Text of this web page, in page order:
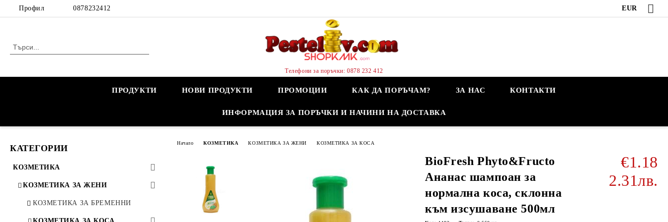
Профил 0878232412 EUR
Телефони за поръчки: 0878 232 412
ПРОДУКТИ НОВИ ПРОДУКТИ ПРОМОЦИИ КАК ДА ПОРЪЧАМ? ЗА НАС КОНТАКТИ
ИНФОРМАЦИЯ ЗА ПОРЪЧКИ И НАЧИНИ НА ДОСТАВКА
КАТЕГОРИИ
КОЗМЕТИКА
КОЗМЕТИКА ЗА ЖЕНИ
КОЗМЕТИКА ЗА БРЕМЕННИ
Начало КОЗМЕТИКА КОЗМЕТИКА ЗА ЖЕНИ КОЗМЕТИКА ЗА КОСА
BioFresh Phyto&Fructo
Ананас шампоан за
нормална коса, склонна
към изсушаване 500мл
€1.18
2.31лв.